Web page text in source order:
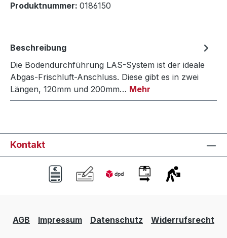
Produktnummer: 0186150
Beschreibung
Die Bodendurchführung LAS-System ist der ideale
Abgas-Frischluft-Anschluss. Diese gibt es in zwei
Längen, 120mm und 200mm… Mehr
Kontakt
AGB Impressum Datenschutz Widerrufsrecht